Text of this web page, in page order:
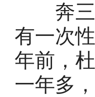
奔三
有一次
年前，
一年多